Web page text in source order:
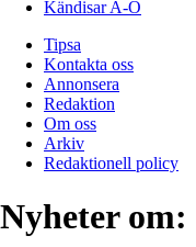
Kändisar A-Ö
Tipsa
Kontakta oss
Annonsera
Redaktion
Om oss
Arkiv
Redaktionell policy
Nyheter om: